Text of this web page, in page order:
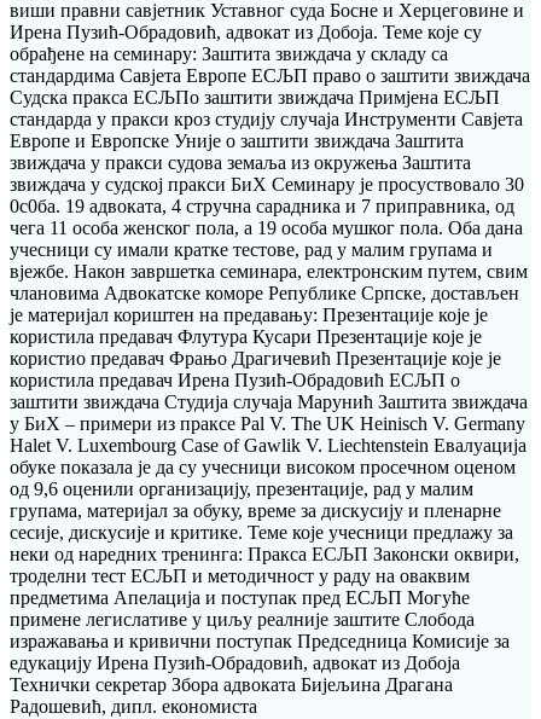
виши правни савјетник Уставног суда Босне и Херцеговине и
Ирена Пузић-Обрадовић, адвокат из Добоја. Теме које су
обрађене на семинару: Заштита звиждача у складу са
стандардима Савјета Европе ЕСЉП право о заштити звиждача
Судска пракса ЕСЉПо заштити звиждача Примјена ЕСЉП
стандарда у пракси кроз студију случаја Инструменти Савјета
Европе и Европске Уније о заштити звиждача Заштита
звиждача у пракси судова земаља из окружења Заштита
звиждача у судској пракси БиХ Семинару је просуствовало 30
0с0ба. 19 адвоката, 4 стручна сарадника и 7 приправника, од
чега 11 особа женског пола, а 19 особа мушког пола. Оба дана
учесници су имали кратке тестове, рад у малим групама и
вјежбе. Након завршетка семинара, електронским путем, свим
члановима Адвокатске коморе Републике Српске, достављен
је материјал кориштен на предавању: Презентације које је
користила предавач Флутура Кусари Презентације које је
користио предавач Фрањо Драгичевић Презентације које је
користила предавач Ирена Пузић-Обрадовић ЕСЉП о
заштити звиждача Студија случаја Марунић Заштита звиждача
у БиХ – примери из праксе Pal V. The UK Heinisch V. Germany
Halet V. Luxembourg Case of Gawlik V. Liechtenstein Евалуација
обуке показала је да су учесници високом просечном оценом
од 9,6 оценили организацију, презентације, рад у малим
групама, материјал за обуку, време за дискусију и пленарне
сесије, дискусије и критике. Теме које учесници предлажу за
неки од наредних тренинга: Пракса ЕСЉП Законски оквири,
троделни тест ЕСЉП и методичност у раду на оваквим
предметима Апелација и поступак пред ЕСЉП Могуће
примене легислативе у циљу реалније заштите Слобода
изражавања и кривични поступак Председница Комисије за
едукацију Ирена Пузић-Обрадовић, адвокат из Добоја
Технички секретар Збора адвоката Бијељина Драгана
Радошевић, дипл. економиста